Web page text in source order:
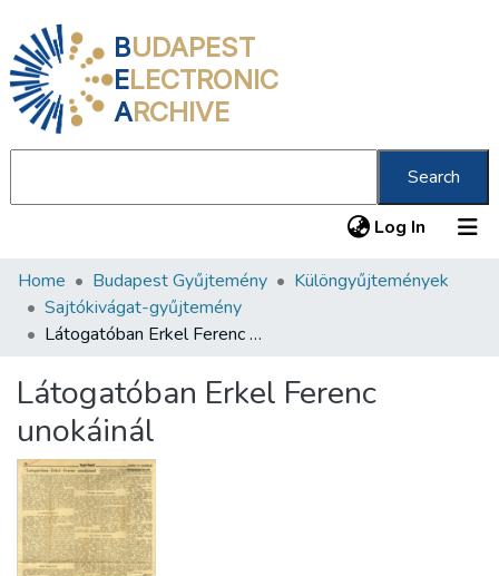
BUDAPEST
ELECTRONIC
ARCHIVE
Search
Log In (current)
Communities & Collections
All of DSpace
About us
Home Budapest Gyűjtemény
Különgyűjtemények
Sajtókivágat-gyűjtemény
Látogatóban Erkel Ferenc unokáinál
Látogatóban Erkel Ferenc
unokáinál